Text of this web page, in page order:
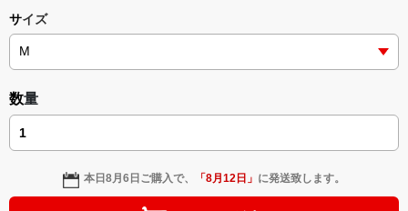
サイズ
数量
本日8月6日 ご購入で、 「8月12日 」 に発送致します。